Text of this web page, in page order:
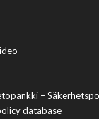
–
database